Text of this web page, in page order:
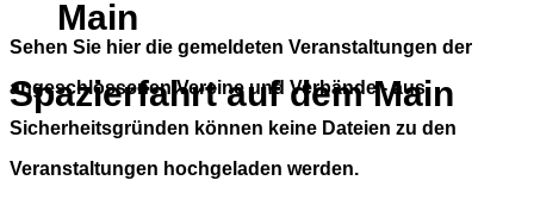
Spazierfahrt auf dem Main
Sehen Sie hier die gemeldeten Veranstaltungen der
angeschlossenen Vereine und Verbände - aus
Sicherheitsgründen können keine Dateien zu den
Veranstaltungen hochgeladen werden.